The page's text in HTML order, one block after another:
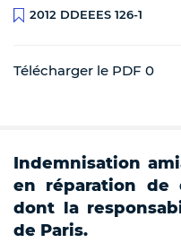
2012 DDEEES 126-1
Télécharger le PDF 0
Indemnisation
en réparation de
dont la
de Paris.